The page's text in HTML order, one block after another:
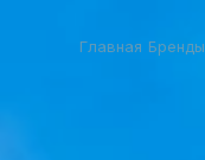
Главная Бренды